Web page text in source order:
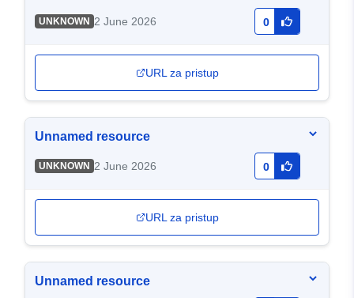
UNKNOWN 2 June 2026 0
URL za pristup
Unnamed resource
UNKNOWN 2 June 2026 0
URL za pristup
Unnamed resource